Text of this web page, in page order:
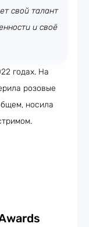
свой талант
и своё
годах. На
розовые
носила